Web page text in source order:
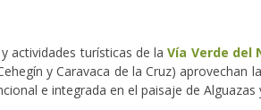
actividades turísticas de laVía Verde del
y Caravaca de la Cruz) aprovechan
e integrada en el paisaje de Alguazas